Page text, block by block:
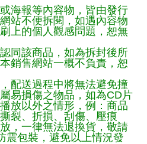
海報等內容物，皆由發行
站不便拆閱，如遇內容物
上的個人觀感問題，恕無
同該商品，如為拆封後所
銷售網站一概不負責，恕
配送過程中將無法避免撞
易損傷之物品，如為CD片
放以外之情形，例：商品
裂、折損、刮傷、壓痕
，一律無法退換貨，敬請
震包裝，避免以上情況發